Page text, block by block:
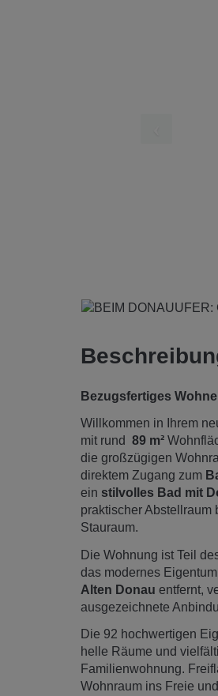
Bezugsfertiges
Willkommen in Ihrem
mit rund 89 m²
die großzügigen
direktem Zugang zum
ein stilvolles Bad mit
praktischer Abstellraum
Stauraum.
Die Wohnung ist Teil
das modernes
Alten Donau entfernt,
ausgezeichnete
Die 92 hochwertigen
helle Räume und
Familienwohnung.
Wohnraum ins Freie